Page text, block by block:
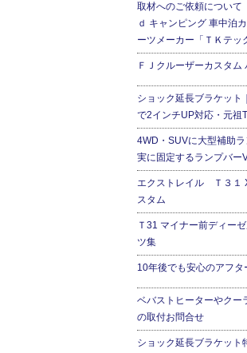
取材へのご依頼につい
ｄ キャンピング 車中泊
ーツメーカー「ＴＫテッ
ＦＪクルーザーカスタム
ショック延長ブラケット
で2インチUP対応・元祖
4WD・SUVに大型補助
実に固定するランプバー
エクストレイル Ｔ３１
スタム
Ｔ31 マイナー前ディー
ツ集
10年後でも安心のアフタ
ベバストヒーターやクー
の取付お問合せ
ショック延長ブラケット